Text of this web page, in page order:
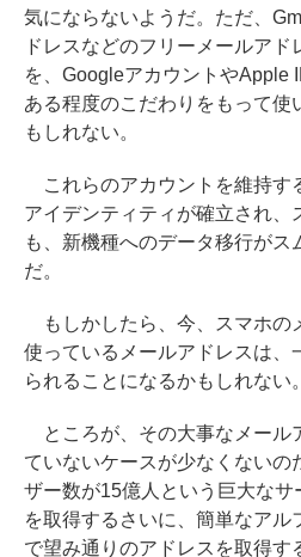
気にならないようだ。ただ、
ドレスなどのフリーメールア
を、GoogleアカウントやApple
ある程度のこだわりをもって使
もしれない。
これらのアカウントを維持す
アイデンティティが確立され、
も、新機種へのデータ移行がス
だ。
もしかしたら、今、スマホの
使っているメールアドレスは、
られることになるかもしれない。
ところが、その大事なメール
ていないケースが少なくないの
ザー数が15億人という巨大なサ
を取得するさいに、簡単なアル
で望み通りのアドレスを取得す